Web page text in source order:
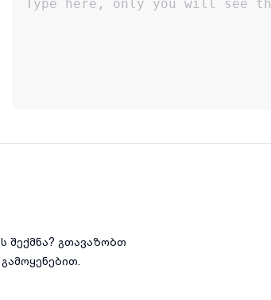
შექმნა? გთავაზობთ